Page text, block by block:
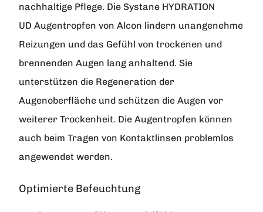
nachhaltige Pflege. Die Systane HYDRATION
UD Augentropfen von Alcon lindern unangenehme
Reizungen und das Gefühl von trockenen und
brennenden Augen lang anhaltend. Sie
unterstützen die Regeneration der
Augenoberfläche und schützen die Augen vor
weiterer Trockenheit. Die Augentropfen können
auch beim Tragen von Kontaktlinsen problemlos
angewendet werden.
Optimierte Befeuchtung